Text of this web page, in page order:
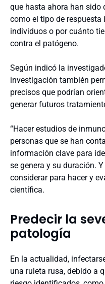
que hasta ahora han sido
como el tipo de respuesta
individuos o por cuánto
contra el patógeno.
Según indicó la
investigación también
precisos que podrían
generar futuros
“Hacer estudios de
personas que se han
información clave para
se genera y su duración.
considerar para hacer y
científica.
Predecir la
patología
En la actualidad,
una ruleta rusa, debido a